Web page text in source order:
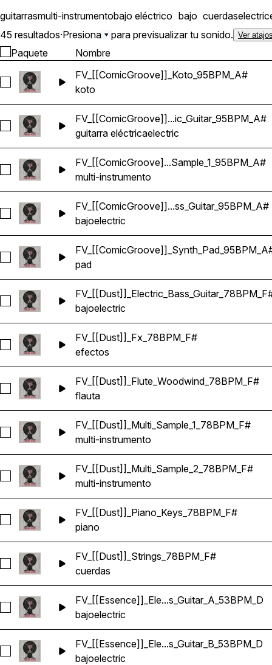
guitarrasmulti-instrumentobajo eléctrico bajo cuerdaselectric
45 resultados·Presiona para previsualizar tu sonido. Ver
Paquete Nombre
Seleccionar FV_[[ComicGroove]]_Koto_95BPM_A#
FV_[[ComicGroove]]_Koto_95BPM_A#
koto
Seleccionar FV_[[ComicGroove]]_Electric_Guitar_95BPM_A#
FV_[[ComicGroove]]...ic_Guitar_95BPM_A#
guitarra eléctricaelectric
Seleccionar FV_[[ComicGroove]]_Multi_Sample_1_95BPM_A#
FV_[[ComicGroove]...Sample_1_95BPM_A#
multi-instrumento
Seleccionar
FV_[[ComicGroove]]...ss_Guitar_95BPM_A#
bajoelectric
Seleccionar FV_[[ComicGroove]]_Synth_Pad_95BPM_A#
pad
Seleccionar FV_[[Dust]]_Electric_Bass_Guitar_78BPM_F#
bajoelectric
Seleccionar FV_[[Dust]]_Fx_78BPM_F#
FV_[[Dust]]_Fx_78BPM_F#
efectos
Seleccionar FV_[[Dust]]_Flute_Woodwind_78BPM_F#
FV_[[Dust]]_Flute_Woodwind_78BPM_F#
flauta
Seleccionar FV_[[Dust]]_Multi_Sample_1_78BPM_F#
FV_[[Dust]]_Multi_Sample_1_78BPM_F#
multi-instrumento
Seleccionar FV_[[Dust]]_Multi_Sample_2_78BPM_F#
FV_[[Dust]]_Multi_Sample_2_78BPM_F#
multi-instrumento
Seleccionar FV_[[Dust]]_Piano_Keys_78BPM_F#
FV_[[Dust]]_Piano_Keys_78BPM_F#
piano
Seleccionar FV_[[Dust]]_Strings_78BPM_F#
FV_[[Dust]]_Strings_78BPM_F#
cuerdas
Seleccionar
FV_[[Essence]]_Ele...s_Guitar_A_53BPM_D
bajoelectric
Seleccionar
FV_[[Essence]]_Ele...s_Guitar_B_53BPM_D
bajoelectric